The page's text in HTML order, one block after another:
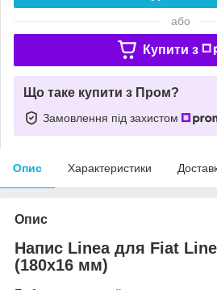
або
Купити з
Що таке купити з Пром?
Замовлення під захистом
Опис Характеристики
Опис
Напис Linea для Fiat
(180х16 мм)